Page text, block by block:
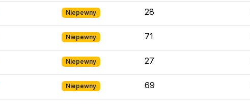
Niepewny 28
Niepewny 71
Niepewny 27
Niepewny 69